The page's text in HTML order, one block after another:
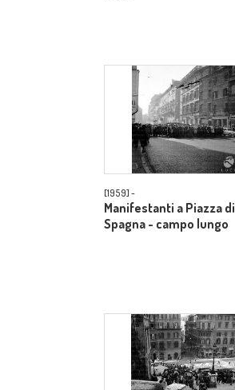
[1959] -
Manifestanti a Piazza di
Spagna - campo lungo